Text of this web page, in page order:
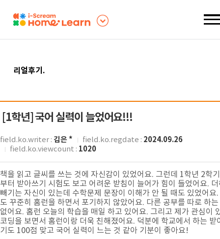
리얼후기 .
[1학년] 국어 실력이 늘었어요!!!
field.ko.writer : 김은 * field.ko.regdate : 2024.09.26
field.ko.viewcount : 1020
책을 읽고 글씨를 쓰는 것에 자신감이 있었어요. 그런데 1학년 2학
부터 받아쓰기 시험도 보고 어려운 받침이 늘어가 힘이 들었어요.
빼기는 자신이 있는데 수학문제 문장이 이해가 안 될 때도 있었어요
도 꾸준히 홈런을 하면서 포기하지 않았어요. 다른 공부를 따로 하
없어요. 홈런 오늘의 학습을 매일 하고 있어요. 그리고 제가 관심이
코딩을 보면서 홈런이랑 더욱 친해졌어요. 덕분에 학교에서 하는 받
기도 100점 맞고 국어 실력이 느는 것 같아 기분이 좋아요!